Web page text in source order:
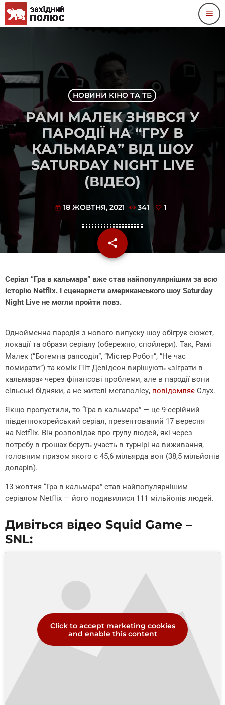
menu
НОВИНИ КІНО ТА ТБ
РАМІ МАЛЕК ЗНЯВСЯ У
ПАРОДІЇ НА “ГРУ В
КАЛЬМАРА” ВІД ШОУ
SATURDAY NIGHT LIVE
(ВІДЕО)
today 18 ЖОВТНЯ, 2021 341 1
share
email
Серіал “Гра в кальмара” вже став найпопулярнішим за всю
історію Netflix. І сценаристи американського шоу Saturday
Night Live не могли пройти повз.
Однойменна пародія з нового випуску шоу обігрує сюжет,
локації та образи серіалу (обережно, спойлери). Так, Рамі
Малек (“Богемна рапсодія”, “Містер Робот”, “Не час
помирати”) та комік Піт Девідсон вирішують «зіграти в
кальмара» через фінансові проблеми, але в пародії вони
сільські бідняки, а не жителі мегаполісу, повідомляє Слух.
Якщо пропустили, то “Гра в кальмара” — це 9-серійний
південнокорейський серіал, презентований 17 вересня
на Netflix. Він розповідає про групу людей, які через
потребу в грошах беруть участь в турнірі на виживання,
головним призом якого є 45,6 мільярда вон (38,5 мільйонів
доларів).
13 жовтня “Гра в кальмара” став найпопулярнішим
серіалом Netflix — його подивилися 111 мільйонів людей.
Дивіться відео Squid Game –
SNL:
Click to accept marketing cookies
and enable this content